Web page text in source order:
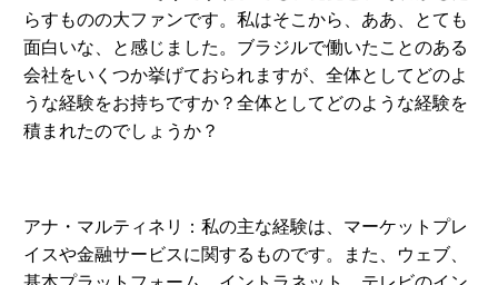
らすものの大ファンです。私はそこから、ああ、とても
面白いな、と感じました。ブラジルで働いたことのある
会社をいくつか挙げておられますが、全体としてどのよ
うな経験をお持ちですか？全体としてどのような経験を
積まれたのでしょうか？
アナ・マルティネリ：私の主な経験は、マーケットプレ
イスや金融サービスに関するものです。また、ウェブ、